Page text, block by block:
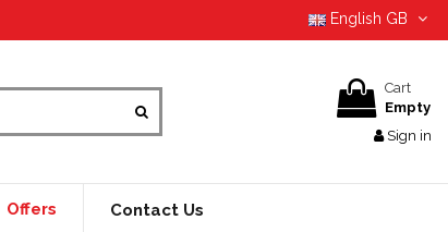
English GB
Cart
Empty
Sign in
Offers Contact Us